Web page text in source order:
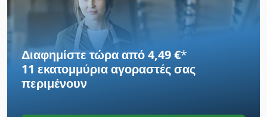
Διαφημίστε τώρα από 4,49 €*
11 εκατομμύρια αγοραστέςσας
περιμένουν